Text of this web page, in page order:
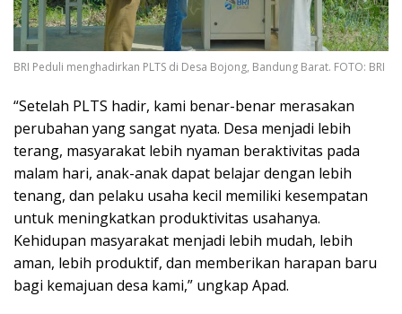
BRI Peduli menghadirkan PLTS di Desa Bojong, Bandung Barat. FOTO: BRI
“Setelah PLTS hadir, kami benar-benar merasakan
perubahan yang sangat nyata. Desa menjadi lebih
terang, masyarakat lebih nyaman beraktivitas pada
malam hari, anak-anak dapat belajar dengan lebih
tenang, dan pelaku usaha kecil memiliki kesempatan
untuk meningkatkan produktivitas usahanya.
Kehidupan masyarakat menjadi lebih mudah, lebih
aman, lebih produktif, dan memberikan harapan baru
bagi kemajuan desa kami,” ungkap Apad.